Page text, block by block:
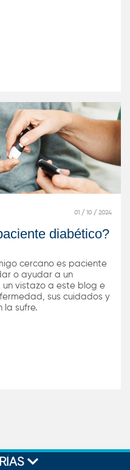
01 / 10 / 2024
diabético?
cercano es paciente
o ayudar a un
vistazo a este blog e
sus cuidados y
la sufre.